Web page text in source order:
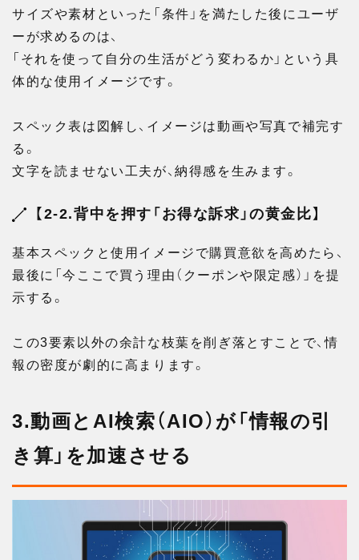
サイズや素材といった「条件」を満たした後にユーザ
ーが求めるのは、
「それを使って自分の生活がどう変わるか」という具
体的な使用イメージです。
スペック表は図解し、イメージは動画や写真で補完す
る。
文字を読ませない工夫が、納得感を生みます。
【2-2.背中を押す「お得な訴求」の黄金比】
基本スペックと使用イメージで購買意欲を高めたら、
最後に「今ここで買う理由（クーポンや限定感）」を提
示する。
この3要素以外の余計な枝葉を削ぎ落とすことで、情
報の密度が劇的に高まります。
3.動画とAI検索（AIO）が「情報の引
き算」を加速させる